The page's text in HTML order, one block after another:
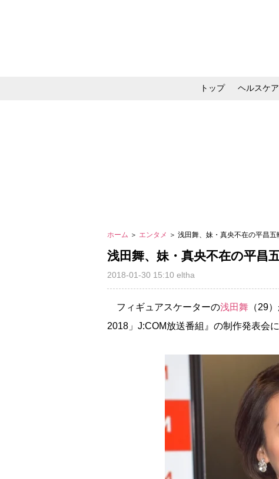
トップ ヘルスケア
ホーム ＞ エンタメ ＞ 浅田舞、妹・真央不在の平昌
浅田舞、妹・真央不在の平昌
2018-01-30 15:10 eltha
フィギュアスケーターの浅田舞 （29
2018」J:COM放送番組』の制作発表会に